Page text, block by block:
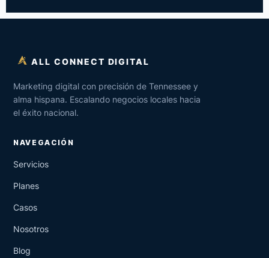
ALL CONNECT DIGITAL
Marketing digital con precisión de Tennessee y
alma hispana. Escalando negocios locales hacia
el éxito nacional.
NAVEGACIÓN
Servicios
Planes
Casos
Nosotros
Blog